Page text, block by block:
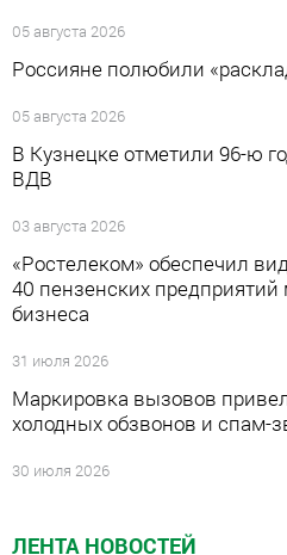
ЛЕНТА НОВОСТЕЙ
05 августа 2026
Россияне полюбили
05 августа 2026
В Кузнецке отметили 96-ю
ВДВ
03 августа 2026
«Ростелеком» обеспечил
40 пензенских предприятий
бизнеса
31 июля 2026
Маркировка вызовов
холодных обзвонов и спам-
30 июля 2026